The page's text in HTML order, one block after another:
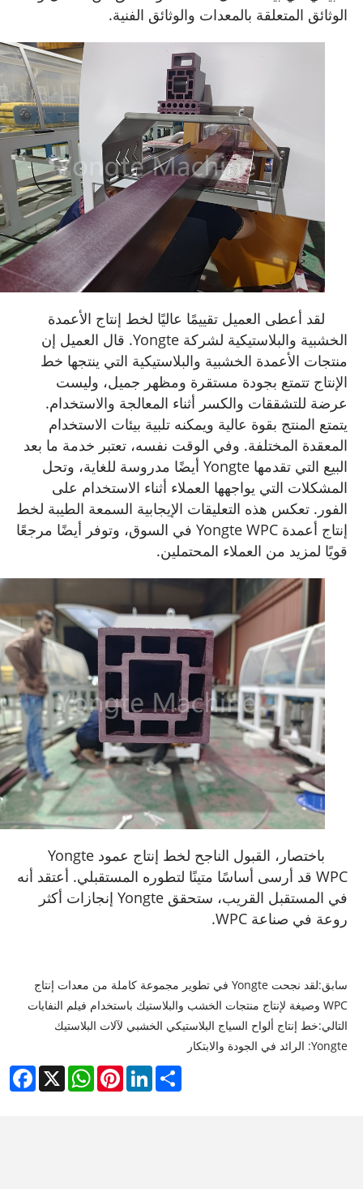
الوثائق المتعلقة بالمعدات والوثائق الفنية.
لقد أعطى العميل تقييمًا عاليًا لخط إنتاج الأعمدة
الخشبية والبلاستيكية لشركة Yongte. قال العميل إن
منتجات الأعمدة الخشبية والبلاستيكية التي ينتجها خط
الإنتاج تتمتع بجودة مستقرة ومظهر جميل، وليست
عرضة للتشققات والكسر أثناء المعالجة والاستخدام.
يتمتع المنتج بقوة عالية ويمكنه تلبية بيئات الاستخدام
المعقدة المختلفة. وفي الوقت نفسه، تعتبر خدمة ما بعد
البيع التي تقدمها Yongte أيضًا مدروسة للغاية، وتحل
المشكلات التي يواجهها العملاء أثناء الاستخدام على
الفور. تعكس هذه التعليقات الإيجابية السمعة الطيبة لخط
إنتاج أعمدة Yongte WPC في السوق، وتوفر أيضًا مرجعًا
قويًا لمزيد من العملاء المحتملين.
باختصار، القبول الناجح لخط إنتاج عمود Yongte
WPC قد أرسى أساسًا متينًا لتطوره المستقبلي. أعتقد أنه
في المستقبل القريب، ستحقق Yongte إنجازات أكثر
روعة في صناعة WPC.
سابق:
لقد نجحت Yongte في تطوير مجموعة كاملة من معدات إنتاج
WPC وصيغة لإنتاج منتجات الخشب والبلاستيك باستخدام فيلم النفايات
التالي: خط إنتاج ألواح السياج البلاستيكي الخشبي لآلات البلاستيك
Yongte: الرائد في الجودة والابتكار
X
WhatsAppPinterestLinkedIn Share